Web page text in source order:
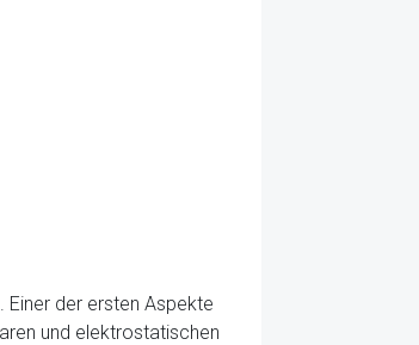
der ersten Aspekte
und elektrostatischen